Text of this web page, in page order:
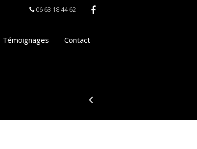
06 63 18 44 62
Témoignages Contact